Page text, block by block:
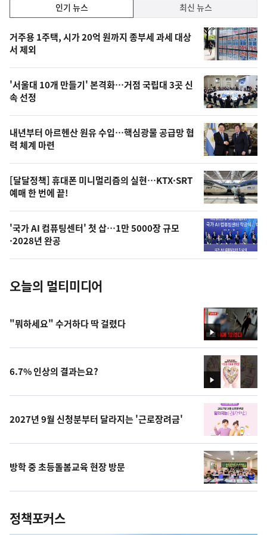
기,
최
신,
오
늘
의
영
상
오
늘
의
사
진
인기 뉴스 최신 뉴스
기
뉴
스
거주용 1주택, 시가 20억 원까지 종부세 과세 대상
서 제외
'서울대 10개 만들기' 본격화…거점 국립대 3곳 신
속 선정
내년부터 아르헨산 원유 수입…핵심광물 공급망 협
력 체계 마련
[달달정책] 휴대폰 미니멀리즘의 실현…KTX·SRT
예매 한 번에 끝!
'국가 AI 컴퓨팅센터' 첫 삽…1만 5000장 규모
·2028년 완공
오늘의 멀티미디어
영
상
"뭐하세요" 수거하다 딱 걸렸다
영
상
6.7% 인상의 결과는요?
2027년 9월 신청분부터 달라지는 '근로장려금'
방학 중 초등돌봄교육 현장 방문
정책포커스